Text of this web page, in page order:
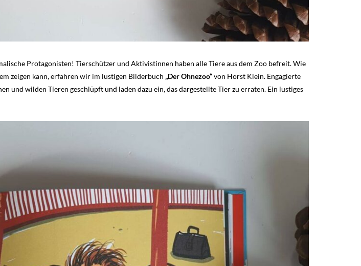
Protagonisten! Tierschützer und Aktivistinnen haben alle Tiere aus dem Zoo befreit. Wie
zeigen kann, erfahren wir im lustigen Bilderbuch „Der Ohnezoo“von Horst Klein. Engagierte
und wilden Tieren geschlüpft und laden dazu ein, das dargestellte Tier zu erraten. Ein lustiges